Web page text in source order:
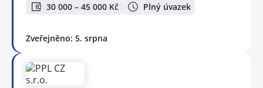
30 000 – 45 000 Kč Plný úvazek
Zveřejněno: 5. srpna